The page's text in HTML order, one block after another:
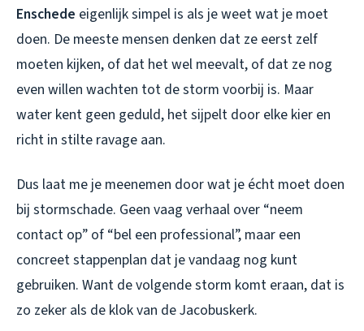
Enschede eigenlijk simpel is als je weet wat je moet
doen. De meeste mensen denken dat ze eerst zelf
moeten kijken, of dat het wel meevalt, of dat ze nog
even willen wachten tot de storm voorbij is. Maar
water kent geen geduld, het sijpelt door elke kier en
richt in stilte ravage aan.
Dus laat me je meenemen door wat je écht moet doen
bij stormschade. Geen vaag verhaal over “neem
contact op” of “bel een professional”, maar een
concreet stappenplan dat je vandaag nog kunt
gebruiken. Want de volgende storm komt eraan, dat is
zo zeker als de klok van de Jacobuskerk.